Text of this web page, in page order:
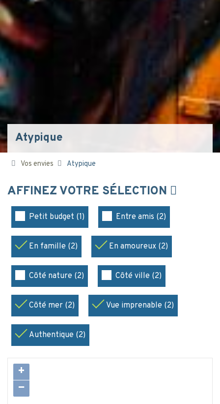
Atypique
Vos envies Atypique
AFFINEZ VOTRE SÉLECTION
Petit budget (1) Entre amis (2)
En famille (2) En amoureux (2)
Côté nature (2) Côté ville (2)
Côté mer (2) Vue imprenable (2)
Authentique (2)
+
−